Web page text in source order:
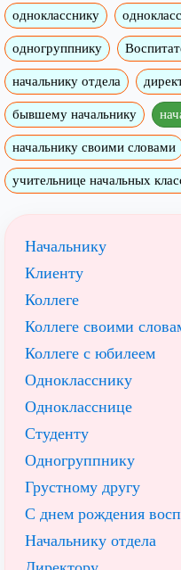
однокласснику
одногруппнику
начальнику отдела
бывшему начальнику
начальнику своими словами
учительнице начальных
Начальнику
Клиенту
Коллеге
Коллеге своими
Коллеге с юбилеем
Однокласснику
Однокласснице
Студенту
Одногруппнику
Грустному другу
С днем рождения
Начальнику отдела